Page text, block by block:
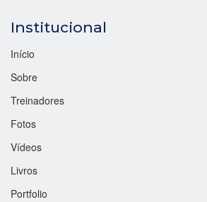
Institucional
Início
Sobre
Treinadores
Fotos
Vídeos
Livros
Portfolio